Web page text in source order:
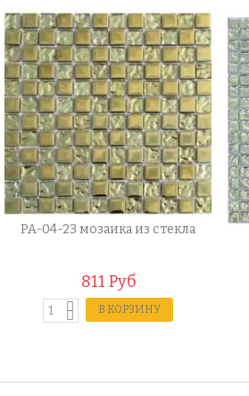
PA-04-23 мозаика из стекла
811 Руб
В КОРЗИНУ